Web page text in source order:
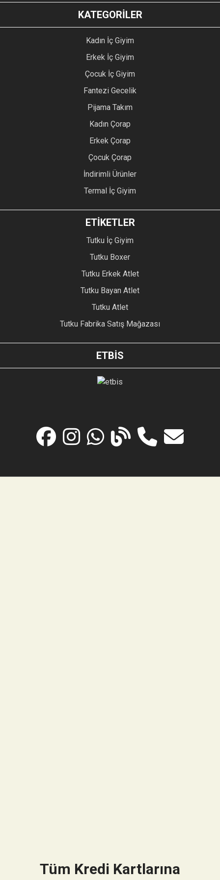
KATEGORİLER
Kadın İç Giyim
Erkek İç Giyim
Çocuk İç Giyim
Fantezi Gecelik
Pijama Takım
Kadın Çorap
Erkek Çorap
Çocuk Çorap
İndirimli Ürünler
Termal İç Giyim
ETİKETLER
Tutku İç Giyim
Tutku Boxer
Tutku Erkek Atlet
Tutku Bayan Atlet
Tutku Atlet
Tutku Fabrika Satış Mağazası
ETBİS
Tüm Kredi Kartlarına